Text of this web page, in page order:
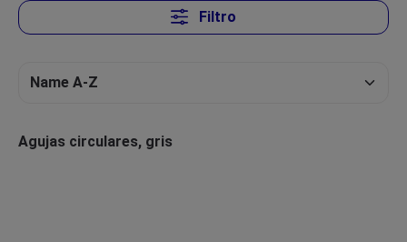
Filtro
Agujas circulares, gris